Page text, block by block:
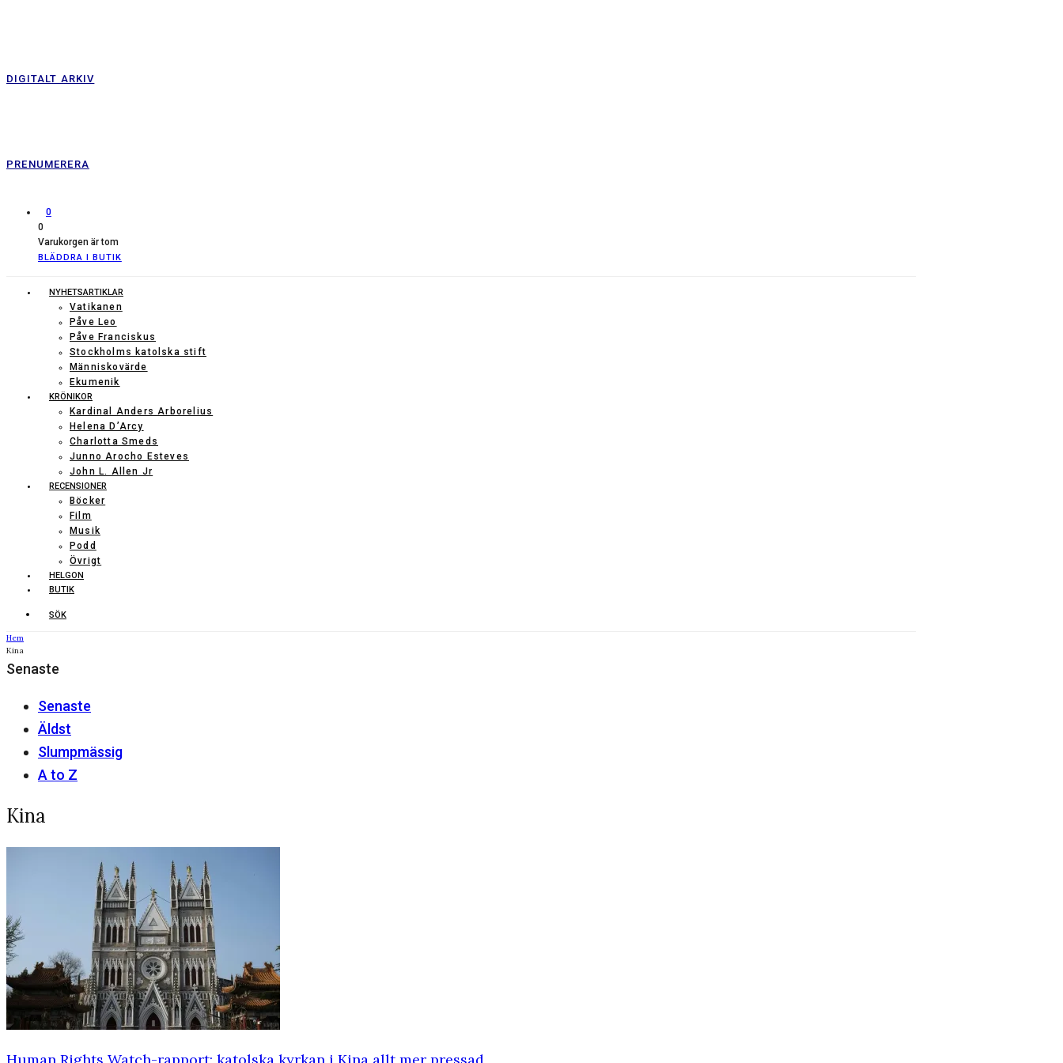
DIGITALT ARKIV
PRENUMERERA
0
0
Varukorgen är tom
BLÄDDRA I BUTIK
NYHETSARTIKLAR
Vatikanen
Påve Leo
Påve Franciskus
Stockholms katolska stift
Människovärde
Ekumenik
KRÖNIKOR
Kardinal Anders Arborelius
Helena D’Arcy
Charlotta Smeds
Junno Arocho Esteves
John L. Allen Jr
RECENSIONER
Böcker
Film
Musik
Podd
Övrigt
HELGON
BUTIK
SÖK
Hem
Kina
Senaste
Senaste
Äldst
Slumpmässig
A to Z
Kina